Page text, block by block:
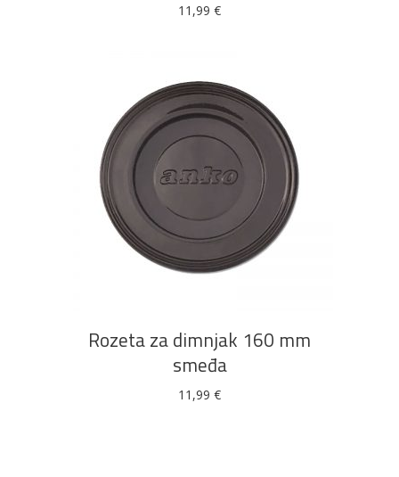
11,99 €
DODAJ U KOŠARICU
Rozeta za dimnjak 160 mm
smeđa
11,99 €